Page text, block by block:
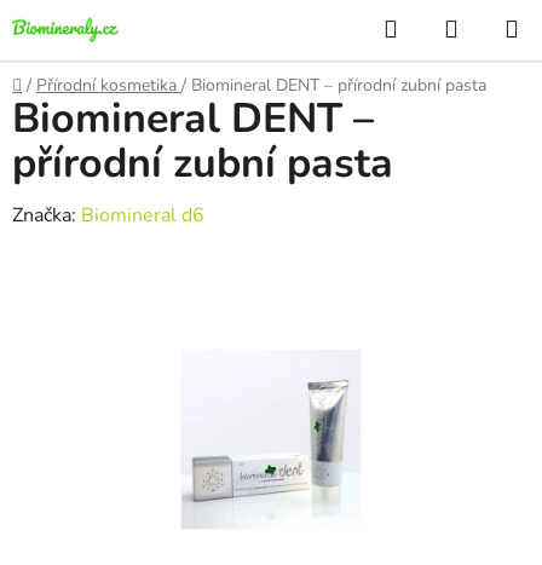
Přejít
na
obsah
Hledat
KOŠÍK
Domů
/ Přírodní kosmetika / Biomineral DENT – přírodní zubní pasta
Biomineral DENT –
přírodní zubní pasta
Značka: Biomineral d6